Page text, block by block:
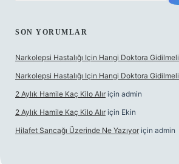
SON YORUMLAR
Narkolepsi Hastalığı Için Hangi Doktora Gidilmeli
Narkolepsi Hastalığı Için Hangi Doktora Gidilmeli
2 Aylık Hamile Kaç Kilo Alır için admin
2 Aylık Hamile Kaç Kilo Alır için Ekin
Hilafet Sancağı Üzerinde Ne Yazıyor için admin